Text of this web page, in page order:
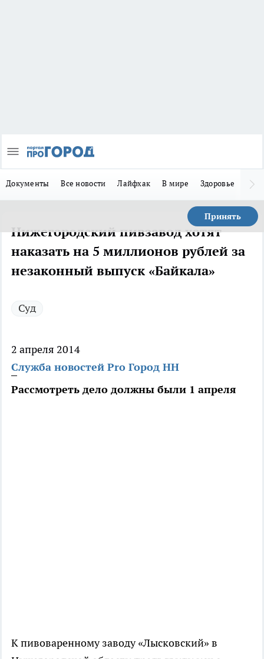
Документы Все новости Лайфхак В мире Здоровье
Принять
Нижегородский пивзавод хотят
наказать на 5 миллионов рублей за
незаконный выпуск «Байкала»
Суд
2 апреля 2014
Служба новостей Pro Город НН
Рассмотреть дело должны были 1 апреля
К пивоваренному заводу «Лысковский» в